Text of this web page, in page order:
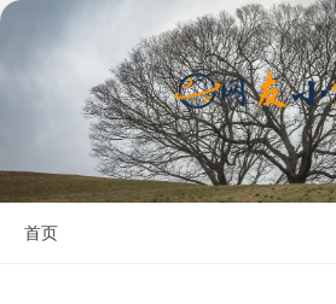
首页